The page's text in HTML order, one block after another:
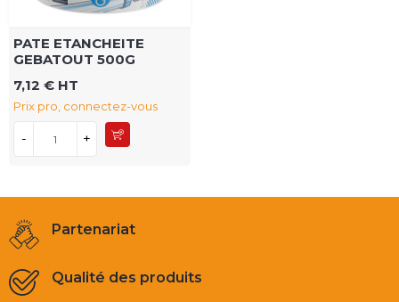
PATE ETANCHEITE
GEBATOUT 500G
7,12 € HT
Prix pro, connectez-vous
- +
Partenariat
Qualité des produits